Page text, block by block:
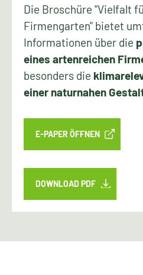
Die Broschüre "Vielfalt
Firmengarten" bietet
Informationen über die
eines artenreichen
besonders die
einer naturnahen
E-PAPER ÖFFNEN
DOWNLOAD PDF